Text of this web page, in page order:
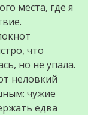
места, где я
что
но не упала.
неловкий
чужие
едва